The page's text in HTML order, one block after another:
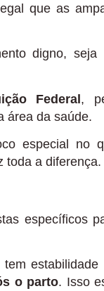
que as
digno, seja
Federal,
área da saúde.
especial no
toda a diferença.
específicos
estabilidade
o parto. Isso